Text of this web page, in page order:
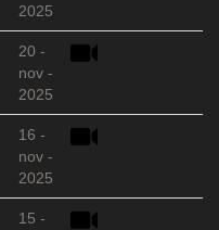
2025
20 -
nov -
2025
16 -
nov -
2025
15 -